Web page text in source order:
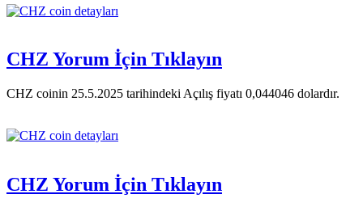
CHZ Yorum İçin Tıklayın
CHZ coinin 25.5.2025 tarihindeki Açılış fiyatı 0,044046 dolardır.
CHZ Yorum İçin Tıklayın